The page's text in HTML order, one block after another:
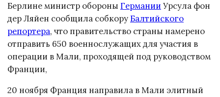
Берлине министр обороны Германии Урсула фон
дер Ляйен сообщила собкоруБалтийского
репортера, что правительство страны намерено
отправить 650 военнослужащих для участия в
операции в Мали, проходящей под руководством
Франции,
20 ноября Франция направила в Мали элитный